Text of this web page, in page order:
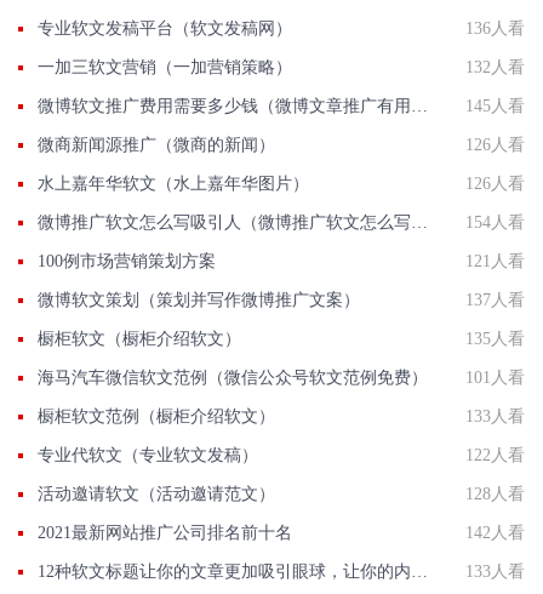
专业软文发稿平台（软文发稿网） 136人看
一加三软文营销（一加营销策略） 132人看
145人看
微商新闻源推广（微商的新闻） 126人看
水上嘉年华软文（水上嘉年华图片） 126人看
154人看
100例市场营销策划方案 121人看
微博软文策划（策划并写作微博推广文案） 137人看
橱柜软文（橱柜介绍软文） 135人看
海马汽车微信软文范例（微信公众号软文范例免费） 101人看
橱柜软文范例（橱柜介绍软文） 133人看
专业代软文（专业软文发稿） 122人看
活动邀请软文（活动邀请范文） 128人看
2021最新网站推广公司排名前十名 142人看
133人看